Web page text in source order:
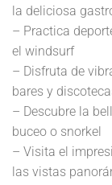
la deliciosa
– Practica
el windsurf
– Disfruta de
bares y
– Descubre la
buceo o snorkel
– Visita el
las vistas